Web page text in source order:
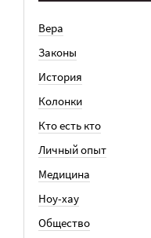
Вера
Законы
История
Колонки
Кто есть кто
Личный опыт
Медицина
Ноу-хау
Общество